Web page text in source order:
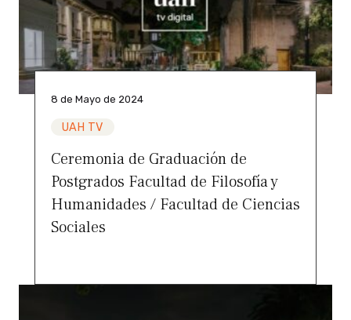
8 de Mayo de 2024
UAH TV
Ceremonia de Graduación de
Postgrados Facultad de Filosofía y
Humanidades / Facultad de Ciencias
Sociales